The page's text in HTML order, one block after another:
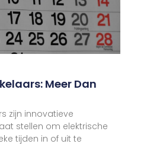
Meer Dan
zijn innovatieve
stellen om elektrische
tijden in of uit te